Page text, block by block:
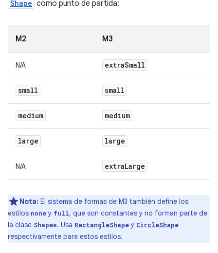
Shape como punto de partida:
M2 M3
N/A extraSmall
small small
medium medium
large large
N/A extraLarge
Nota: El sistema de formas de M3 también define los
estilos noney full, que son constantes y no forman parte de
la clase Shapes. Usa RectangleShapey CircleShape
respectivamente para estos estilos.